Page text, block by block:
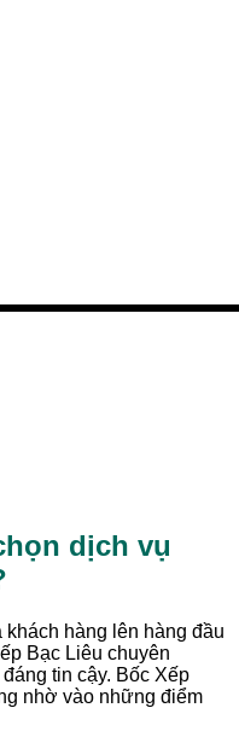
dịch vụ
hàng lên hàng đầu
Bạc Liêu chuyên
tin cậy. Bốc Xếp
nhờ vào những điểm